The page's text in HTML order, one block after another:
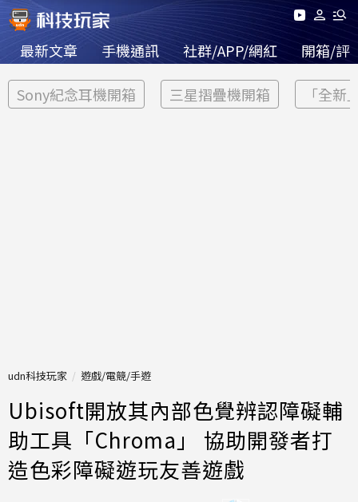
最新文章 手機通訊 社群/APP/網紅 開箱/評
Sony紀念耳機開箱 三星摺疊機開箱 「全新
udn科技玩家 遊戲/電競/手遊
Ubisoft開放其內部色覺辨認障礙輔
助工具「Chroma」 協助開發者打
造色彩障礙遊玩友善遊戲